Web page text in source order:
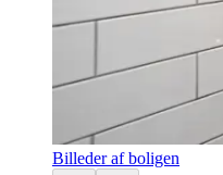
Billeder af boligen